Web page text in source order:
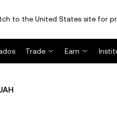
to the United States site for
Trade Earn